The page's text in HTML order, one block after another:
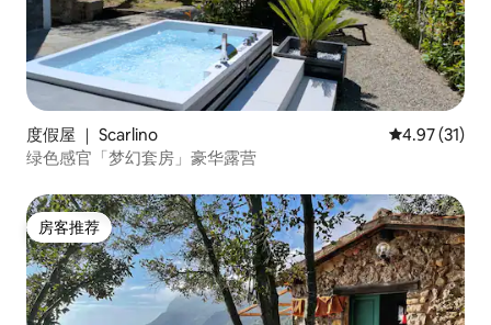
度假屋 ｜ Scarlino 平均评分
4.97 (31)
绿色感官「梦幻套房」豪华露营
房客推荐
房客推荐